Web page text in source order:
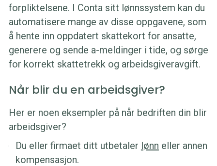
forpliktelsene. I Conta sitt lønnssystem kan du
automatisere mange av disse oppgavene, som
å hente inn oppdatert skattekort for ansatte,
generere og sende a-meldinger i tide, og sørge
for korrekt skattetrekk og arbeidsgiveravgift.
Når blir du en arbeidsgiver?
Her er noen eksempler på når bedriften din blir
arbeidsgiver?
Du eller firmaet ditt utbetaler lønn eller annen
kompensasjon.